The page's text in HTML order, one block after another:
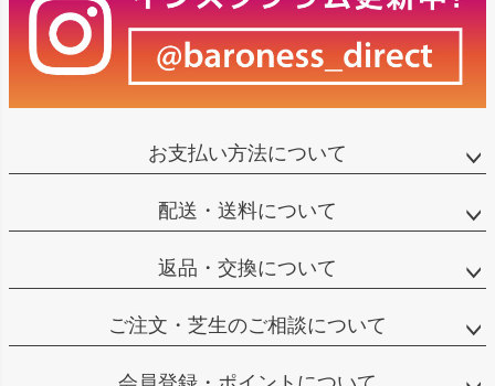
お支払い方法について
配送・送料について
返品・交換について
ご注文・芝生のご相談について